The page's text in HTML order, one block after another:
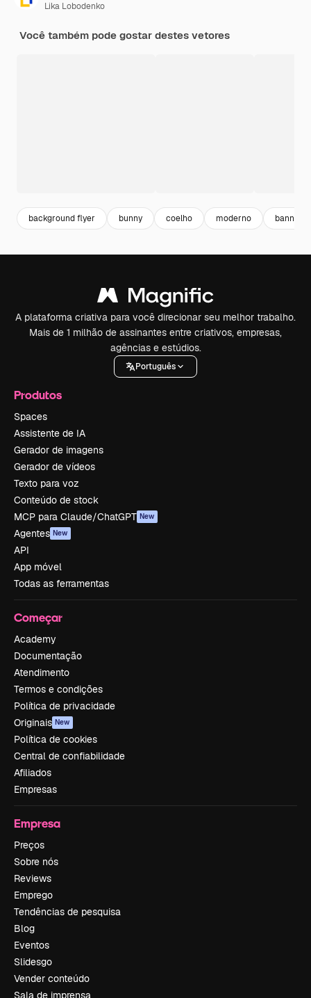
Lika Lobodenko
Você também pode gostar destes vetores
background flyer bunny coelho moderno banner
A plataforma criativa para você direcionar seu melhor trabalho.
Mais de 1 milhão de assinantes entre criativos, empresas,
agências e estúdios.
Português
Produtos
Spaces
Assistente de IA
Gerador de imagens
Gerador de vídeos
Texto para voz
Conteúdo de stock
MCP para Claude/ChatGPT New
Agentes New
API
App móvel
Todas as ferramentas
Começar
Academy
Documentação
Atendimento
Termos e condições
Política de privacidade
Originais New
Política de cookies
Central de confiabilidade
Afiliados
Empresas
Empresa
Preços
Sobre nós
Reviews
Emprego
Tendências de pesquisa
Blog
Eventos
Slidesgo
Vender conteúdo
Sala de imprensa